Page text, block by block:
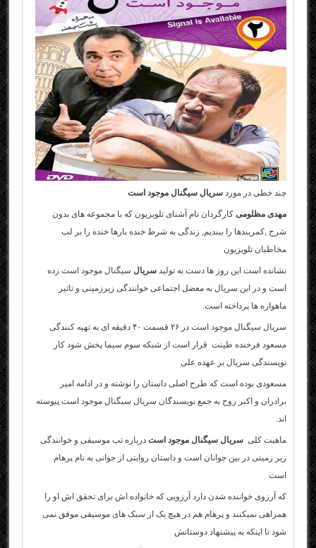
چند خطی در موردسریال سیگنال موجود است
مهدی مظلومی کارگردان نام آشنای تلویزیون که با مجموعه های بدون
شرح ,کمربندها را ببندیم, زندگی به شرط خنده بارها خنده را بر لب
مخاطبان تلویزیون
نشانده است این روز ها دست به تولید سریال سیگنال موجود است زده
است و در این سریال به معضل اجتماعی خوانندگی زیرزمینی و تاثیر
ماهواره ها پرداخته است.
سریال سیگنال موجود است
در ۲۶ قسمت ۴۰ دقیقه ای به تهیه کنندگی
مسعود فرخنده طینت قرار است از شبکه سوم سیما پخش شود کار
نویسندگی سریال بر عهده علی
مسعودی بوده است که طرح اصلی داستان را نوشته و در ادامه امیر
برادران و اکبر روح به جمع نویسندگان سریال سیگنال موجود است پیوسته
اند.
ماهیت کلیسریال سیگنال موجود است درباره تب موسیقی و خوانندگی
زیر زمینی در بین جوانان است و داستان روایتی از جوانی به نام پرهام
است
که آرزوی خواننده شدن دارد آرزویی که خانواده اش برای تحقق اش او را
همراهی نمیکنند و پرهام هم در هیچ یک از سبک های موسیقی موفق نمی
شود تا اینکه به پیشنهاد دوستانش